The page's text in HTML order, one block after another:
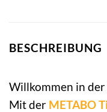
BESCHREIBUNG
Willkommen in
Mit der METABO